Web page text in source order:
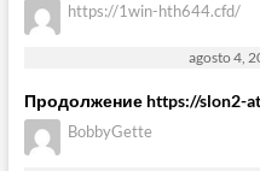
https://1win-hth644.cfd/
agosto 4,
Продолжение https://slon2-
BobbyGette